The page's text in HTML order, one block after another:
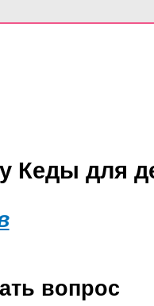
Кеды для
вопрос